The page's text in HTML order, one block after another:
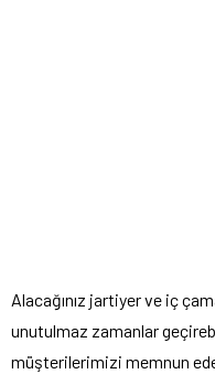
Alacağınız jartiyer ve iç
unutulmaz zamanlar
müşterilerimizi memnun